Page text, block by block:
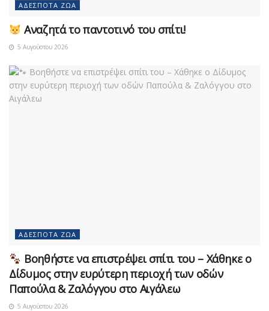
ΑΔΈΣΠΟΤΑ ΖΏΑ
Αναζητά το παντοτινό του σπίτι!
5 Αυγούστου 2026
ΑΔΈΣΠΟΤΑ ΖΏΑ
Βοηθήστε να επιστρέψει σπίτι του – Χάθηκε ο
Δίδυμος στην ευρύτερη περιοχή των οδών
Παπούλα & Ζαλόγγου στο Αιγάλεω
5 Αυγούστου 2026